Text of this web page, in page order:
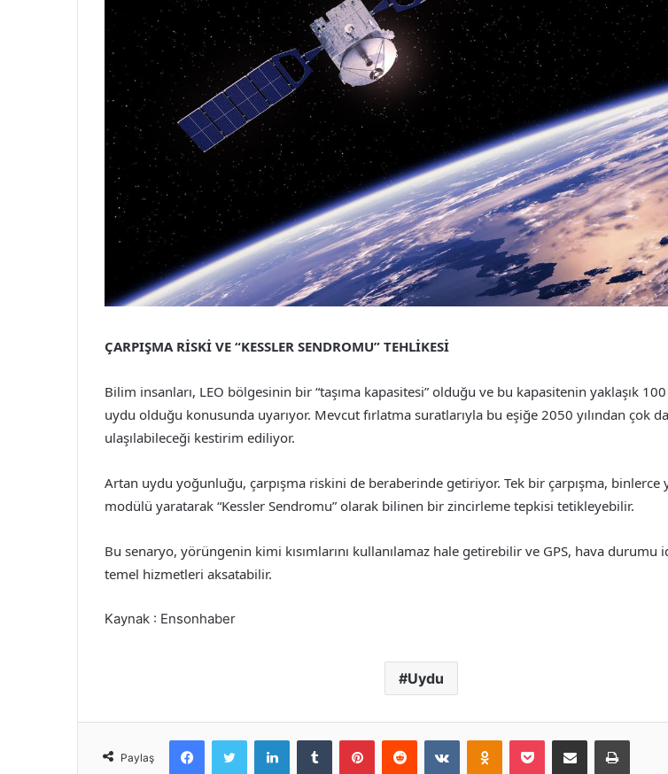
ÇARPIŞMA RİSKİ VE “KESSLER SENDROMU” TEHLİKESİ
Bilim insanları, LEO bölgesinin bir “taşıma kapasitesi” olduğu ve bu kapasitenin yaklaşık
uydu olduğu konusunda uyarıyor. Mevcut fırlatma suratlarıyla bu eşiğe 2050 yılından çok
ulaşılabileceği kestirim ediliyor.
Artan uydu yoğunluğu, çarpışma riskini de beraberinde getiriyor. Tek bir çarpışma, binlerce
modülü yaratarak “Kessler Sendromu” olarak bilinen bir zincirleme tepkisi tetikleyebilir.
Bu senaryo, yörüngenin kimi kısımlarını kullanılamaz hale getirebilir ve GPS, hava durumu
temel hizmetleri aksatabilir.
Kaynak : Ensonhaber
Uydu
Paylaş
FacebookTwitter LinkedInTumblr PinterestReddit VKontakteOdnoklassniki
Pocket E-Posta ile paylaş Yazdır